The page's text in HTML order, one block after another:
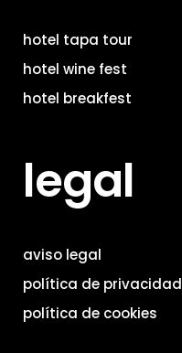
hotel tapa tour
hotel wine fest
hotel breakfest
legal
aviso legal
política de privacidad
política de cookies